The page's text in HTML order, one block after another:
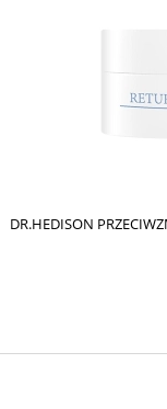
DR.HEDISON